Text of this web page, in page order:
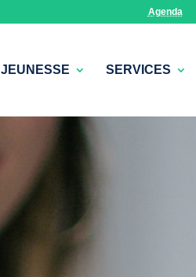
Agenda
JEUNESSE SERVICES